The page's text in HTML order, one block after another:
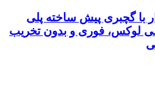
با گچبری پیش ساخته پلی
لوکس، فوری و بدون تخریب